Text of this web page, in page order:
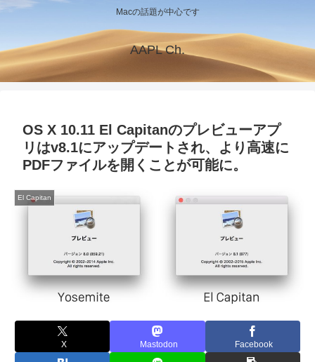
Macの話題が中心です
AAPL Ch.
OS X 10.11 El Capitanのプレビューアプ
リはv8.1にアップデートされ、より高速に
PDFファイルを開くことが可能に。
El Capitan
X Mastodon Facebook